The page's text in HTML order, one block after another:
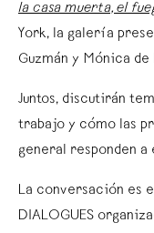
la casa muerta, el
York, la galería
Guzmán y Mónica
Juntos, discutirán
trabajo y cómo las
general responden a
La conversación es
DIALOGUES